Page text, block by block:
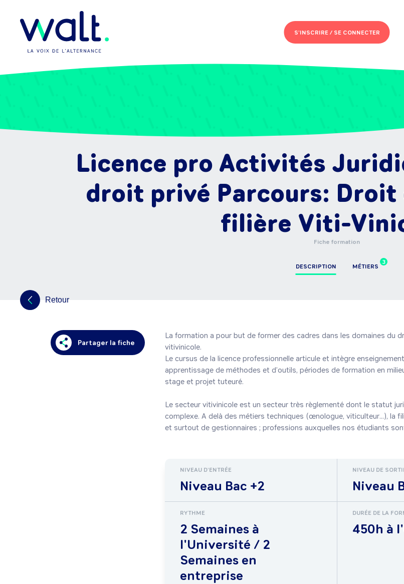
S'INSCRIRE /SE CONNECTER
Licence pro Activités
droit privé Parcours: Droit
filière Viti-
Fiche formation
DESCRIPTION
3
MÉTIERS
Retour
Partager la fiche
La formation a pour but de former des cadres dans les domaines du
vitivinicole.
Le cursus de la licence professionnelle articule et intègre
apprentissage de méthodes et d’outils, périodes de formation en
stage et projet tuteuré.
Le secteur vitivinicole est un secteur très règlementé dont le statut
complexe. A delà des métiers techniques (œnologue, viticulteur...), la
et surtout de gestionnaires ; professions auxquelles nos étudiants
NIVEAU D'ENTRÉE
Niveau Bac +2
NIVEAU DE
Niveau
RYTHME
2 Semaines à
l'Université / 2
Semaines en
entreprise
DURÉE DE LA
450h à